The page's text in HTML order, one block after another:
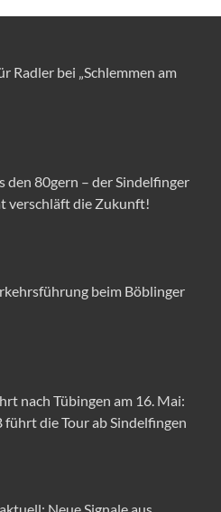
Radler bei „Schlemmen am
den 80gern – der Sindelfinger
verschläft die Zukunft!
beim Böblinger
nach Tübingen am 16. Mai:
führt die Tour ab Sindelfingen